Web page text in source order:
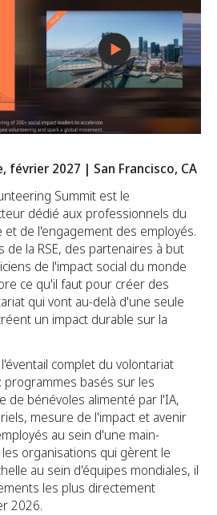
février 2027 | San Francisco, CA
Summit est le
dédié aux professionnels du
de l'engagement des employés.
de la RSE, des partenaires à but
de l'impact social du monde
ce qu'il faut pour créer des
qui vont au-delà d'une seule
un impact durable sur la
complet du volontariat
basés sur les
de bénévoles alimenté par l'IA,
mesure de l'impact et avenir
au sein d'une main-
organisations qui gèrent le
au sein d'équipes mondiales, il
les plus directement
2026.